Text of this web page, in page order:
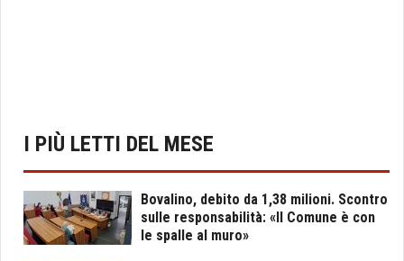
I PIÙ LETTI DEL MESE
Bovalino, debito da 1,38 milioni. Scontro
sulle responsabilità: «Il Comune è con
le spalle al muro»